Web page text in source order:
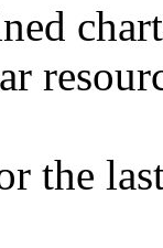
the